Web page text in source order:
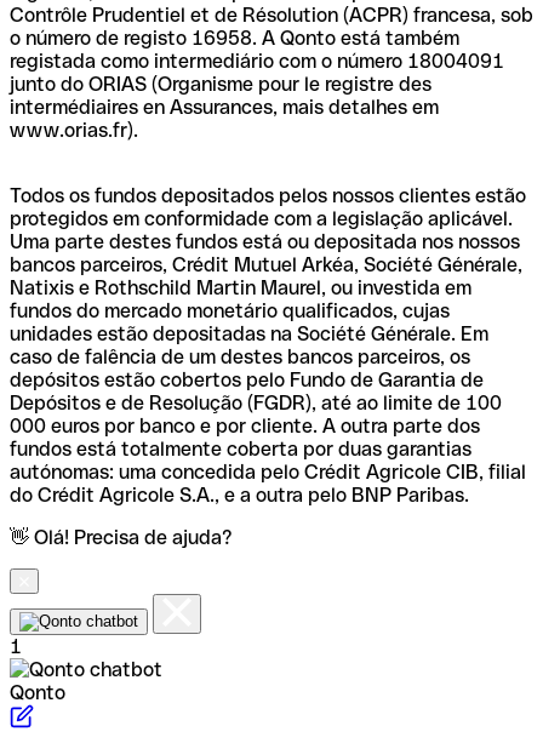
Contrôle Prudentiel et de Résolution (ACPR) francesa, sob
o número de registo 16958. A Qonto está também
registada como intermediário com o número 18004091
junto do ORIAS (Organisme pour le registre des
intermédiaires en Assurances, mais detalhes em
www.orias.fr).
Todos os fundos depositados pelos nossos clientes estão
protegidos em conformidade com a legislação aplicável.
Uma parte destes fundos está ou depositada nos nossos
bancos parceiros, Crédit Mutuel Arkéa, Société Générale,
Natixis e Rothschild Martin Maurel, ou investida em
fundos do mercado monetário qualificados, cujas
unidades estão depositadas na Société Générale. Em
caso de falência de um destes bancos parceiros, os
depósitos estão cobertos pelo Fundo de Garantia de
Depósitos e de Resolução (FGDR), até ao limite de 100
000 euros por banco e por cliente. A outra parte dos
fundos está totalmente coberta por duas garantias
autónomas: uma concedida pelo Crédit Agricole CIB, filial
do Crédit Agricole S.A., e a outra pelo BNP Paribas.
👋 Olá! Precisa de ajuda?
1
Qonto